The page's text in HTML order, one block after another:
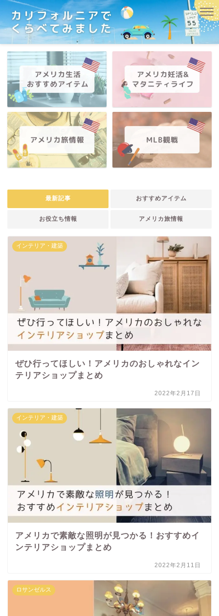
最新記事 おすすめアイテム
お役立ち情報 アメリカ旅情報
インテリア・建築
ぜひ行ってほしい！アメリカのおしゃれなイン
テリアショップまとめ
2022年2月17日
インテリア・建築
アメリカで素敵な照明が見つかる！おすすめイ
ンテリアショップまとめ
2022年2月11日
ロサンゼルス